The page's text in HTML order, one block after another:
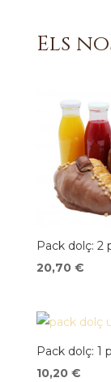
Els
Pack dolç: 2
20,70 €
Pack dolç: 1
10,20 €